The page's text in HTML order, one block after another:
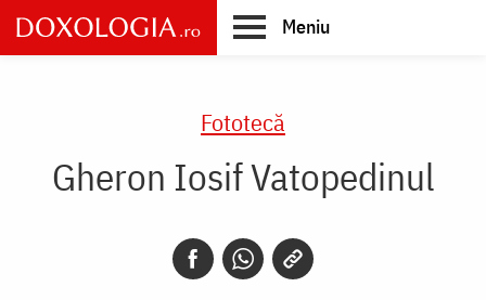
Skip
to
main
Meniu
Fototecă
Gheron Iosif Vatopedinul